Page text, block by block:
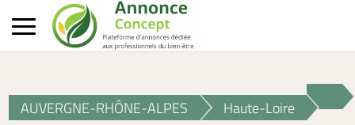
AUVERGNE-RHÔNE-ALPES Haute-Loire